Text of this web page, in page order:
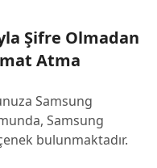
Şifre Olmadan
Atma
Samsung
Samsung
bulunmaktadır.